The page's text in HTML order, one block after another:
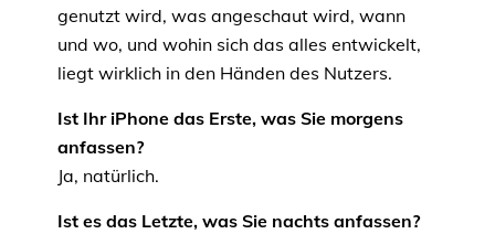
genutzt wird, was angeschaut wird, wann
und wo, und wohin sich das alles entwickelt,
liegt wirklich in den Händen des Nutzers.
Ist Ihr iPhone das Erste, was Sie morgens
anfassen?
Ja, natürlich.
Ist es das Letzte, was Sie nachts anfassen?